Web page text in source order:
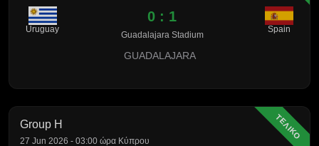
Uruguay
0 : 1
Guadalajara Stadium
Spain
GUADALAJARA
ΤΕΛΙΚΟ
Group H
27 Jun 2026 - 03:00 ώρα Κύπρου